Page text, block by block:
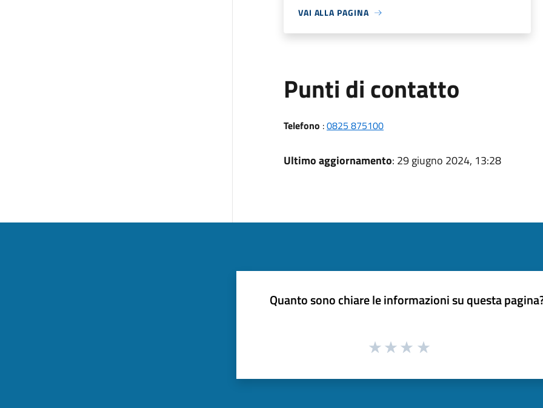
VAI ALLA PAGINA
Punti di contatto
Telefono :0825 875100
Ultimo aggiornamento: 29 giugno 2024, 13:28
Quanto sono chiare le informazioni su questa